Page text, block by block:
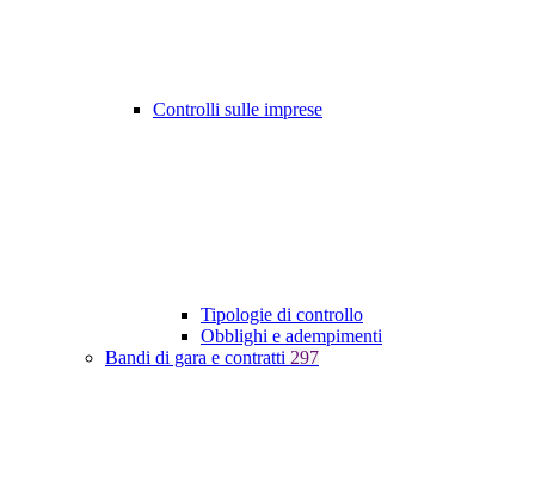
Controlli sulle imprese
Tipologie di controllo
Obblighi e adempimenti
Bandi di gara e contratti 297